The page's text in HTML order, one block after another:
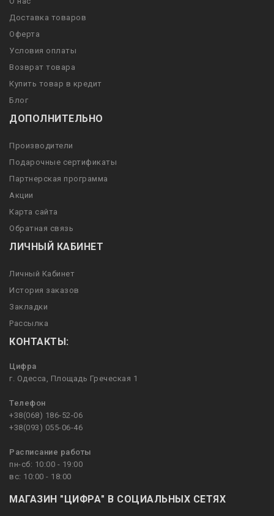
Доставка товаров
Оферта
Условия оплаты
Возврат товара
Купить товар в кредит
Блог
ДОПОЛНИТЕЛЬНО
Производители
Подарочные сертификаты
Партнерская программа
Акции
Карта сайта
Обратная связь
ЛИЧНЫЙ КАБИНЕТ
Личный Кабинет
История заказов
Закладки
Рассылка
КОНТАКТЫ:
Цифра
г. Одесса, Площадь Греческая 1
Телефон
+38(068) 186-52-06
+38(093) 055-06-46
Расписание работы
пн-сб: 10:00 - 19:00
вс: 10:00 - 18:00
МАГАЗИН "ЦИФРА" В СОЦИАЛЬНЫХ СЕТЯХ